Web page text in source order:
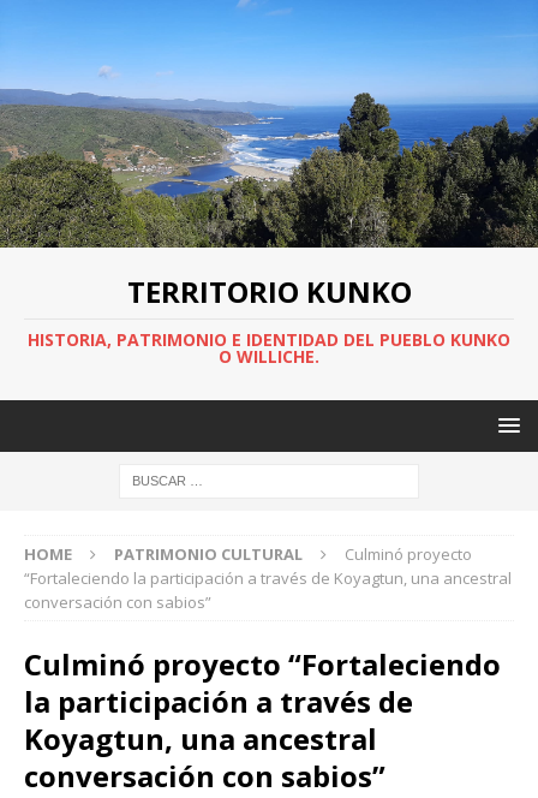
TERRITORIO KUNKO
HISTORIA, PATRIMONIO E IDENTIDAD DEL PUEBLO KUNKO
O WILLICHE.
HOME PATRIMONIO CULTURAL
Culminó proyecto
“Fortaleciendo la participación a través de Koyagtun, una ancestral
conversación con sabios”
Culminó proyecto “Fortaleciendo
la participación a través de
Koyagtun, una ancestral
conversación con sabios”